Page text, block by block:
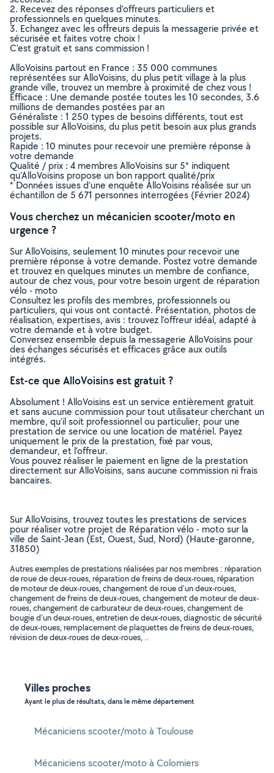
2. Recevez des réponses d’offreurs particuliers et
professionnels en quelques minutes.
3. Echangez avec les offreurs depuis la messagerie privée et
sécurisée et faites votre choix !
C’est gratuit et sans commission !
AlloVoisins partout en France : 35 000 communes
représentées sur AlloVoisins, du plus petit village à la plus
grande ville, trouvez un membre à proximité de chez vous !
Efficace : Une demande postée toutes les 10 secondes, 3.6
millions de demandes postées par an
Généraliste : 1 250 types de besoins différents, tout est
possible sur AlloVoisins, du plus petit besoin aux plus grands
projets.
Rapide : 10 minutes pour recevoir une première réponse à
votre demande
Qualité / prix : 4 membres AlloVoisins sur 5* indiquent
qu’AlloVoisins propose un bon rapport qualité/prix
* Données issues d’une enquête AlloVoisins réalisée sur un
échantillon de 5 671 personnes interrogées (Février 2024)
Vous cherchez un mécanicien scooter/moto en
urgence ?
Sur AlloVoisins, seulement 10 minutes pour recevoir une
première réponse à votre demande. Postez votre demande
et trouvez en quelques minutes un membre de confiance,
autour de chez vous, pour votre besoin urgent de réparation
vélo - moto
Consultez les profils des membres, professionnels ou
particuliers, qui vous ont contacté. Présentation, photos de
réalisation, expertises, avis : trouvez l'offreur idéal, adapté à
votre demande et à votre budget.
Conversez ensemble depuis la messagerie AlloVoisins pour
des échanges sécurisés et efficaces grâce aux outils
intégrés.
Est-ce que AlloVoisins est gratuit ?
Absolument ! AlloVoisins est un service entièrement gratuit
et sans aucune commission pour tout utilisateur cherchant un
membre, qu’il soit professionnel ou particulier, pour une
prestation de service ou une location de matériel. Payez
uniquement le prix de la prestation, fixé par vous,
demandeur, et l’offreur.
Vous pouvez réaliser le paiement en ligne de la prestation
directement sur AlloVoisins, sans aucune commission ni frais
bancaires.
Sur AlloVoisins, trouvez toutes les prestations de services
pour réaliser votre projet de Réparation vélo - moto sur la
ville de Saint-Jean (Est, Ouest, Sud, Nord) (Haute-garonne,
31850)
Autres exemples de prestations réalisées par nos membres : réparation
de roue de deux-roues, réparation de freins de deux-roues, réparation
de moteur de deux-roues, changement de roue d'un deux-roues,
changement de freins de deux-roues, changement de moteur de deux-
roues, changement de carburateur de deux-roues, changement de
bougie d'un deux-roues, entretien de deux-roues, diagnostic de sécurité
de deux-roues, remplacement de plaquettes de freins de deux-roues,
révision de deux-roues de deux-roues, ..
Villes proches
Ayant le plus de résultats, dans le même département
Mécaniciens scooter/moto à Toulouse
Mécaniciens scooter/moto à Colomiers